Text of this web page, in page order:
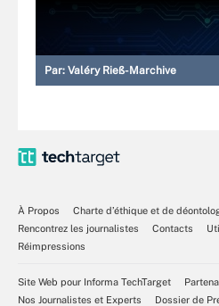
Par: Valéry Rieß-Marchive
À Propos
Charte d’éthique et de
Rencontrez les journalistes
Contacts
Réimpressions
Site Web pour Informa TechTarget
Nos Journalistes et Experts
Dossier de